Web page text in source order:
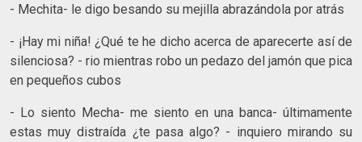
- Mechita- le digo besando su mejilla abrazándola por atrás
- ¡Hay mi niña! ¿Qué te he dicho acerca de aparecerte así de
silenciosa? - rio mientras robo un pedazo del jamón que pica
en pequeños cubos
- Lo siento Mecha- me siento en una banca- últimamente
estas muy distraída ¿te pasa algo? - inquiero mirando su